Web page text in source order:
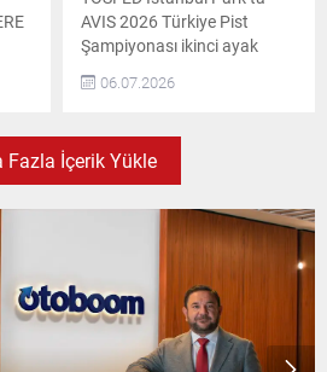
AVIS 2026 Türkiye Pist
Şampiyonası ikinci ayak
yarışları düzenlendi. Yarışlar,
AVIS, Spor Toto, Tuzla
App katkılarıyla gerçekleşti.
Maxi ve süper grupta toplam
23 otomobil mücadele etti.
Yağışlı Hava ve Zorlu
Antrenmanlar Hafta
geçti. Resmi antrenmanlar
ve sıralama turları,
sürücülere...
06.07.2026
Fazla İçerik Yükle